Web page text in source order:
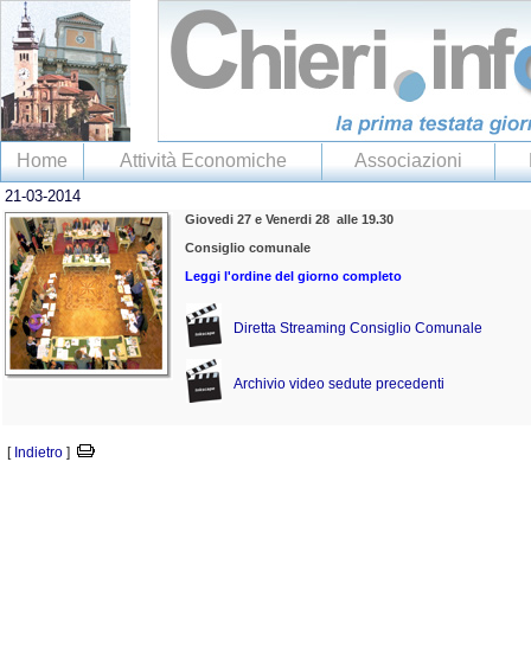
Home Attività Economiche Associazioni
21-03-2014
Giovedi 27 e Venerdi 28 alle 19.30
Consiglio comunale
Leggi l'ordine del giorno completo
Diretta Streaming Consiglio Comunale
Archivio video sedute precedenti
[ Indietro ]